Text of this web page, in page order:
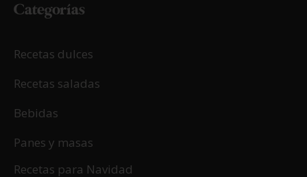
Categorías
Recetas dulces
Recetas saladas
Bebidas
Panes y masas
Recetas para Navidad